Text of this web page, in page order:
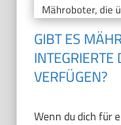
Mähroboter, die
GIBT ES
VERFÜGEN?
Wenn du dich für